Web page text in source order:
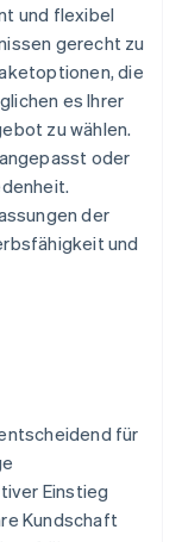
und flexibel
gerecht zu
die
es Ihrer
zu wählen.
oder
der
und
für
Einstieg
Kundschaft